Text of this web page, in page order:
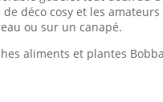
de déco cosy et les
ou sur un canapé.
aliments et plantes